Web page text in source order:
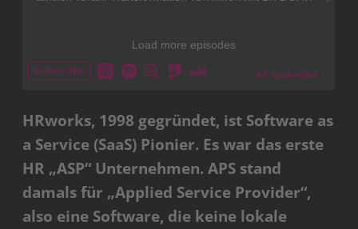
HRworks, 1998 gegründet, ist Software as
a Service (SaaS) Pionier. Es war das erste
HR „ASP“ Unternehmen. APS stand
damals für „Applied Service Provider“,
also eine Software, die keine lokale